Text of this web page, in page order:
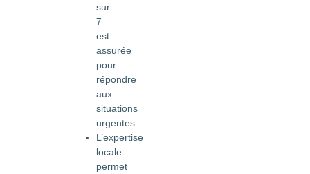
sur
7
est
assurée
pour
répondre
aux
situations
urgentes.
L’expertise
locale
permet